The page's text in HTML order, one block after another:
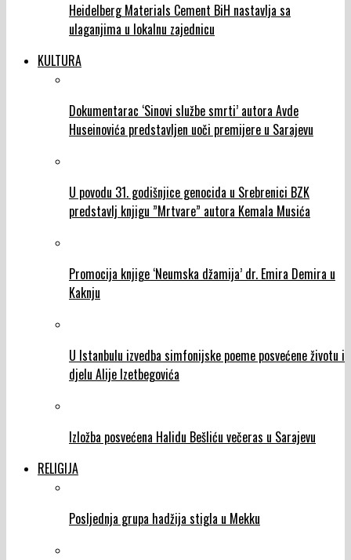
Heidelberg Materials Cement BiH nastavlja sa
ulaganjima u lokalnu zajednicu
KULTURA
Dokumentarac ‘Sinovi službe smrti’ autora Avde
Huseinovića predstavljen uoči premijere u Sarajevu
U povodu 31. godišnjice genocida u Srebrenici BZK
predstavlj knjigu ”Mrtvare” autora Kemala Musića
Promocija knjige ‘Neumska džamija’ dr. Emira Demira u
Kaknju
U Istanbulu izvedba simfonijske poeme posvećene životu i
djelu Alije Izetbegovića
Izložba posvećena Halidu Bešliću večeras u Sarajevu
RELIGIJA
Posljednja grupa hadžija stigla u Mekku